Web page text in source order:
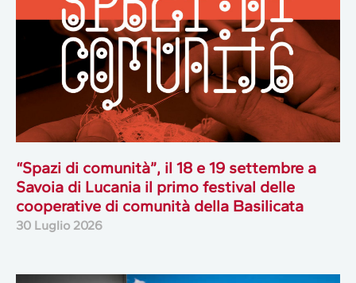
“Spazi di comunità”, il 18 e 19 settembre a
Savoia di Lucania il primo festival delle
cooperative di comunità della Basilicata
30 Luglio 2026